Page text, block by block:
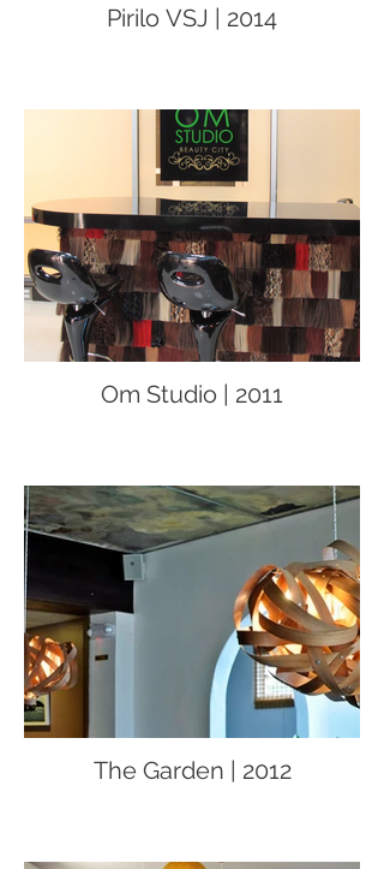
Pirilo VSJ | 2014
Om Studio | 2011
The Garden | 2012